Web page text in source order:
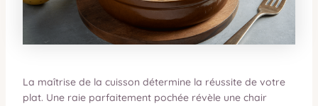
La maîtrise de la cuisson détermine la réussite de votre
plat. Une raie parfaitement pochée révèle une chair